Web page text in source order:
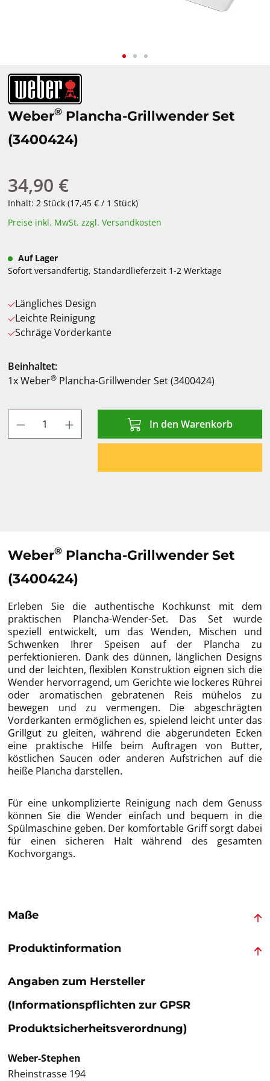
Weber® Plancha-Grillwender Set
(3400424)
Regulärer Preis:
34,90 €
Inhalt: 2 Stück (17,45 € / 1 Stück)
Preise inkl. MwSt. zzgl. Versandkosten
Auf Lager
Sofort versandfertig, Standardlieferzeit 1-2 Werktage
Längliches Design
Leichte Reinigung
Schräge Vorderkante
Beinhaltet:
1x Weber® Plancha-Grillwender Set (3400424)
Produkt Anzahl: Gib den gewünschten
In den Warenkorb
Weber® Plancha-Grillwender Set
(3400424)
Erleben Sie die authentische Kochkunst mit dem
praktischen Plancha-Wender-Set. Das Set wurde
speziell entwickelt, um das Wenden, Mischen und
Schwenken Ihrer Speisen auf der Plancha zu
perfektionieren. Dank des dünnen, länglichen Designs
und der leichten, flexiblen Konstruktion eignen sich die
Wender hervorragend, um Gerichte wie lockeres Rührei
oder aromatischen gebratenen Reis mühelos zu
bewegen und zu vermengen. Die abgeschrägten
Vorderkanten ermöglichen es, spielend leicht unter das
Grillgut zu gleiten, während die abgerundeten Ecken
eine praktische Hilfe beim Auftragen von Butter,
köstlichen Saucen oder anderen Aufstrichen auf die
heiße Plancha darstellen.
Für eine unkomplizierte Reinigung nach dem Genuss
können Sie die Wender einfach und bequem in die
Spülmaschine geben. Der komfortable Griff sorgt dabei
für einen sicheren Halt während des gesamten
Kochvorgangs.
Maße
Produktinformation
Angaben zum Hersteller
(Informationspflichten zur GPSR
Produktsicherheitsverordnung)
Weber-Stephen
Rheinstrasse 194